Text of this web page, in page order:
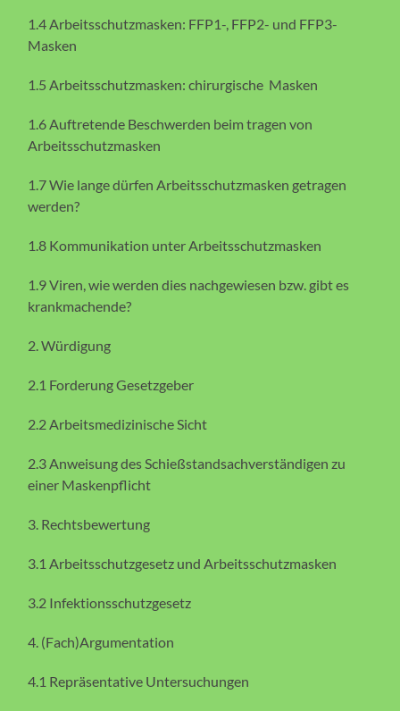
1.4 Arbeitsschutzmasken: FFP1-, FFP2- und FFP3-
Masken
1.5 Arbeitsschutzmasken: chirurgische Masken
1.6 Auftretende Beschwerden beim tragen von
Arbeitsschutzmasken
1.7 Wie lange dürfen Arbeitsschutzmasken getragen
werden?
1.8 Kommunikation unter Arbeitsschutzmasken
1.9 Viren, wie werden dies nachgewiesen bzw. gibt es
krankmachende?
2. Würdigung
2.1 Forderung Gesetzgeber
2.2 Arbeitsmedizinische Sicht
2.3 Anweisung des Schießstandsachverständigen zu
einer Maskenpflicht
3. Rechtsbewertung
3.1 Arbeitsschutzgesetz und Arbeitsschutzmasken
3.2 Infektionsschutzgesetz
4. (Fach)Argumentation
4.1 Repräsentative Untersuchungen